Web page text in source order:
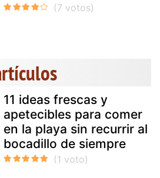
11 ideas frescas y
apetecibles para comer
en la playa sin recurrir al
bocadillo de siempre